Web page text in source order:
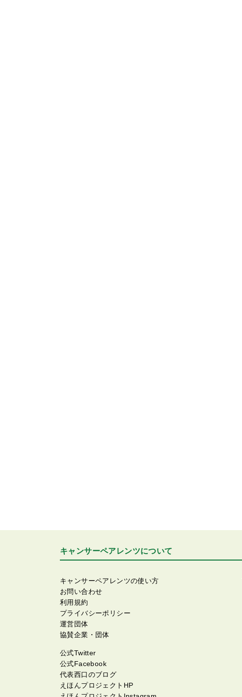
キャンサーペアレンツについて
キャンサーペアレンツの使い方
お問い合わせ
利用規約
プライバシーポリシー
運営団体
協賛企業・団体
公式Twitter
公式Facebook
代表西口のブログ
えほんプロジェクトHP